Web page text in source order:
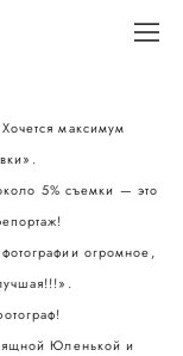
максимум
5% съемки — это
огромное,
Юленькой и